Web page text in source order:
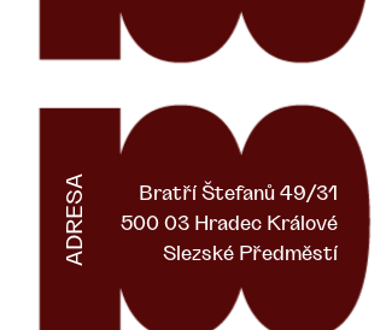
ADRESA Bratří Štefanů 49/31
500 03 Hradec Králové
Slezské Předměstí